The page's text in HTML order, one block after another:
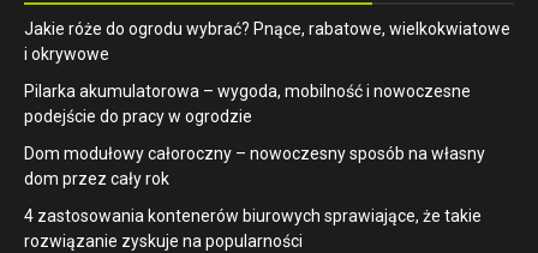
Jakie róże do ogrodu wybrać? Pnące, rabatowe, wielkokwiatowe
i okrywowe
Pilarka akumulatorowa – wygoda, mobilność i nowoczesne
podejście do pracy w ogrodzie
Dom modułowy całoroczny – nowoczesny sposób na własny
dom przez cały rok
4 zastosowania kontenerów biurowych sprawiające, że takie
rozwiązanie zyskuje na popularności